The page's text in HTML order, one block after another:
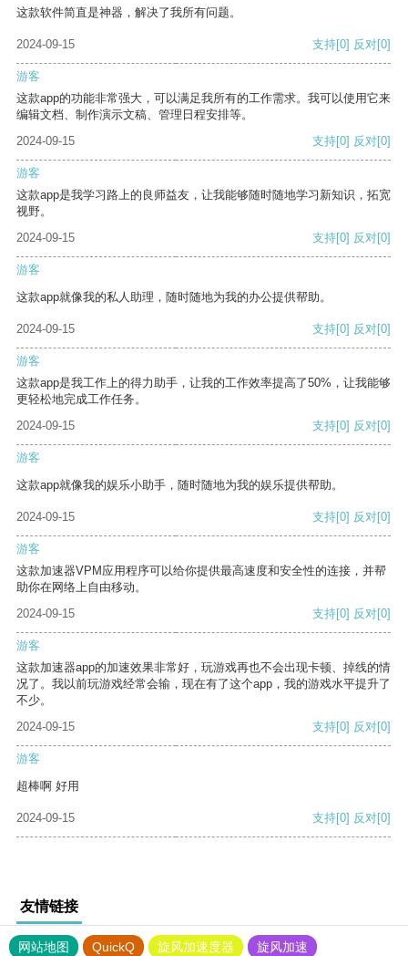
这款软件简直是神器，解决了我所有问题。
2024-09-15 支持[0] 反对[0]
游客
这款app的功能非常强大，可以满足我所有的工作需求。我可以使用它来
编辑文档、制作演示文稿、管理日程安排等。
2024-09-15
支持[0] 反对[0]
游客
这款app是我学习路上的良师益友，让我能够随时随地学习新知识，拓宽
视野。
2024-09-15
支持[0] 反对[0]
游客
这款app就像我的私人助理，随时随地为我的办公提供帮助。
2024-09-15 支持[0] 反对[0]
游客
这款app是我工作上的得力助手，让我的工作效率提高了50%，让我能够
更轻松地完成工作任务。
2024-09-15
支持[0] 反对[0]
游客
这款app就像我的娱乐小助手，随时随地为我的娱乐提供帮助。
2024-09-15 支持[0] 反对[0]
游客
这款加速器VPM应用程序可以给你提供最高速度和安全性的连接，并帮
助你在网络上自由移动。
2024-09-15
支持[0] 反对[0]
游客
这款加速器app的加速效果非常好，玩游戏再也不会出现卡顿、掉线的情
况了。我以前玩游戏经常会输，现在有了这个app，我的游戏水平提升了
不少。
2024-09-15
支持[0] 反对[0]
游客
超棒啊 好用
2024-09-15 支持[0] 反对[0]
友情链接
网站地图 QuickQ 旋风加速度器
旋风加速